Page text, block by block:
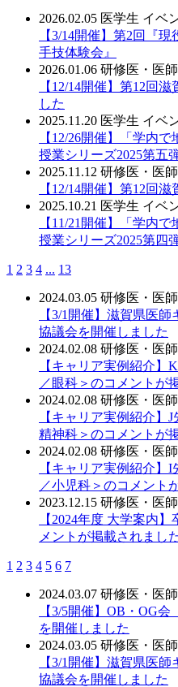
2026.02.05 医学生 イベ
【3/14開催】第2回『
手技体験会』
2026.01.06 研修医・医師
【12/14開催】第12回
した
2025.11.20 医学生 イベ
【12/26開催】「学内
授業シリーズ2025第五
2025.11.12 研修医・医師
【12/14開催】第12回
2025.10.21 医学生 イベ
【11/21開催】「学内
授業シリーズ2025第四
1 2 3 4 ... 13
2024.03.05 研修医・医師
【3/1開催】滋賀県医
協議会を開催しました
2024.02.08 研修医・医師
【キャリア実例紹介】
／眼科＞のコメントが
2024.02.08 研修医・医師
【キャリア実例紹介】
精神科＞のコメントが
2024.02.08 研修医・医師
【キャリア実例紹介】
／小児科＞のコメント
2023.12.15 研修医・医師
【2024年度 大学案内
メントが掲載されました
1 2 3 4 5 6 7
2024.03.07 研修医・医師
【3/5開催】OB・OG
を開催しました
2024.03.05 研修医・医師
【3/1開催】滋賀県医
協議会を開催しました